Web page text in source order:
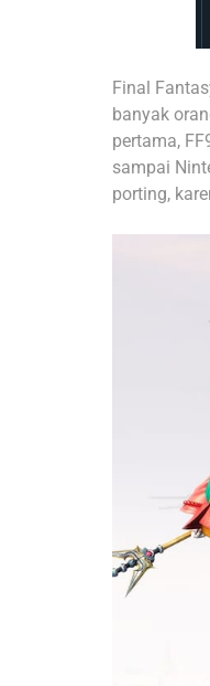
Final
banyak
pertama,
sampai
porting,